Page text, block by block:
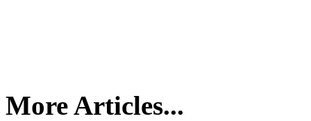
More Articles...